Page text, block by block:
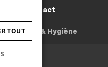
Contact
Médecine & Hygiène
TOUT